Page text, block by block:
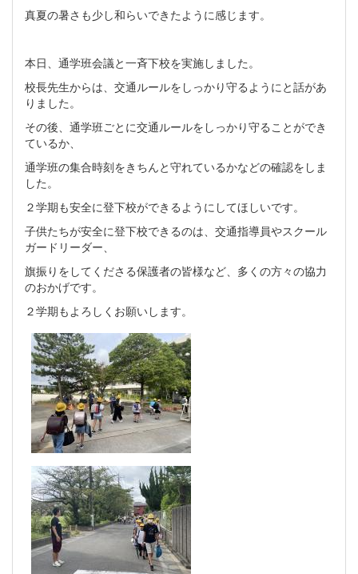
真夏の暑さも少し和らいできたように感じます。
本日、通学班会議と一斉下校を実施しました。
校長先生からは、交通ルールをしっかり守るようにと話があ
りました。
その後、通学班ごとに交通ルールをしっかり守ることができ
ているか、
通学班の集合時刻をきちんと守れているかなどの確認をしま
した。
２学期も安全に登下校ができるようにしてほしいです。
子供たちが安全に登下校できるのは、交通指導員やスクール
ガードリーダー、
旗振りをしてくださる保護者の皆様など、多くの方々の協力
のおかげです。
２学期もよろしくお願いします。